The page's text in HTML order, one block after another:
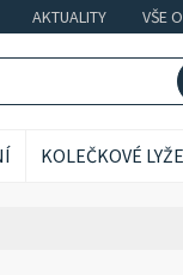
AKTUALITY VŠE
KOLEČKOVÉ LYŽE